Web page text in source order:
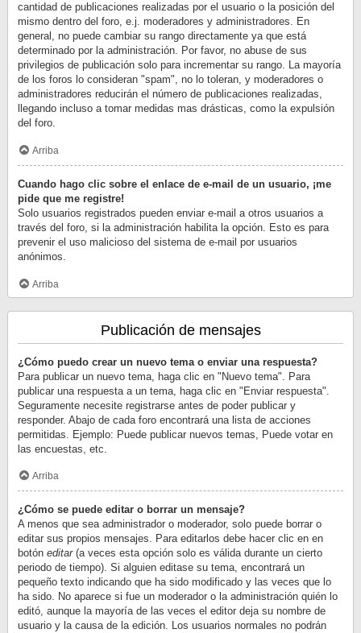
cantidad de publicaciones realizadas por el usuario o la posición del
mismo dentro del foro, e.j. moderadores y administradores. En
general, no puede cambiar su rango directamente ya que está
determinado por la administración. Por favor, no abuse de sus
privilegios de publicación solo para incrementar su rango. La mayoría
de los foros lo consideran "spam", no lo toleran, y moderadores o
administradores reducirán el número de publicaciones realizadas,
llegando incluso a tomar medidas mas drásticas, como la expulsión
del foro.
Arriba
Cuando hago clic sobre el enlace de e-mail de un usuario, ¡me
pide que me registre!
Solo usuarios registrados pueden enviar e-mail a otros usuarios a
través del foro, si la administración habilita la opción. Esto es para
prevenir el uso malicioso del sistema de e-mail por usuarios
anónimos.
Arriba
Publicación de mensajes
¿Cómo puedo crear un nuevo tema o enviar una respuesta?
Para publicar un nuevo tema, haga clic en "Nuevo tema". Para
publicar una respuesta a un tema, haga clic en "Enviar respuesta".
Seguramente necesite registrarse antes de poder publicar y
responder. Abajo de cada foro encontrará una lista de acciones
permitidas. Ejemplo: Puede publicar nuevos temas, Puede votar en
las encuestas, etc.
Arriba
¿Cómo se puede editar o borrar un mensaje?
A menos que sea administrador o moderador, solo puede borrar o
editar sus propios mensajes. Para editarlos debe hacer clic en en
botón editar(a veces esta opción solo es válida durante un cierto
periodo de tiempo). Si alguien editase su tema, encontrará un
pequeño texto indicando que ha sido modificado y las veces que lo
ha sido. No aparece si fue un moderador o la administración quién lo
editó, aunque la mayoría de las veces el editor deja su nombre de
usuario y la causa de la edición. Los usuarios normales no podrán